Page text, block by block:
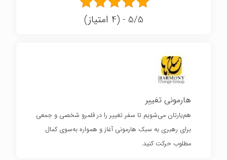
5/5 - (4 امتیاز)
هارمونی تغییر
هم‌یارتان می‌شویم تا سفر تغییر را در قلمرو شخصی و جمعی
برای رهبری به سبک هارمونی آغاز و همواره به‌سوی کمال
مطلوب حرکت کنید.